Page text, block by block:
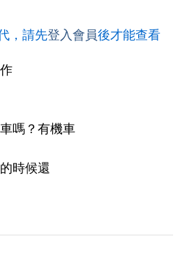
，請先登入會員後才能查看
嗎？有機車
時候還